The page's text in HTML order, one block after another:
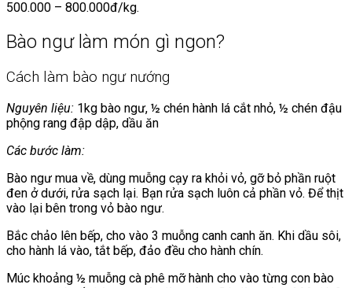
500.000 – 800.000đ/kg.
Bào ngư làm món gì ngon?
Cách làm bào ngư nướng
Nguyên liệu: 1kg bào ngư, ½ chén hành lá cắt nhỏ, ½ chén đậu
phộng rang đập dập, dầu ăn
Các bước làm:
Bào ngư mua về, dùng muỗng cạy ra khỏi vỏ, gỡ bỏ phần ruột
đen ở dưới, rửa sạch lại. Bạn rửa sạch luôn cả phần vỏ. Để thịt
vào lại bên trong vỏ bào ngư.
Bắc chảo lên bếp, cho vào 3 muỗng canh canh ăn. Khi dầu sôi,
cho hành lá vào, tắt bếp, đảo đều cho hành chín.
Múc khoảng ½ muỗng cà phê mỡ hành cho vào từng con bào